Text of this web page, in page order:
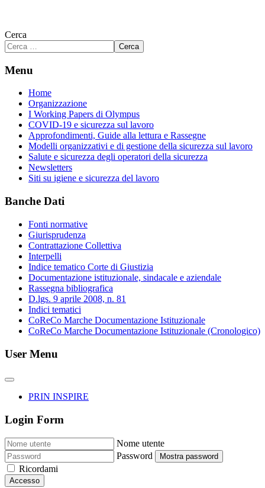
Cerca
Cerca
Menu
Home
Organizzazione
I Working Papers di Olympus
COVID-19 e sicurezza sul lavoro
Approfondimenti, Guide alla lettura e Rassegne
Modelli organizzativi e di gestione della sicurezza sul lavoro
Salute e sicurezza degli operatori della sicurezza
Newsletters
Siti su igiene e sicurezza del lavoro
Banche Dati
Fonti normative
Giurisprudenza
Contrattazione Collettiva
Interpelli
Indice tematico Corte di Giustizia
Documentazione istituzionale, sindacale e aziendale
Rassegna bibliografica
D.lgs. 9 aprile 2008, n. 81
Indici tematici
CoReCo Marche Documentazione Istituzionale
CoReCo Marche Documentazione Istituzionale (Cronologico)
User Menu
PRIN INSPIRE
Login Form
Nome utente
Password
Mostra password
Ricordami
Accesso